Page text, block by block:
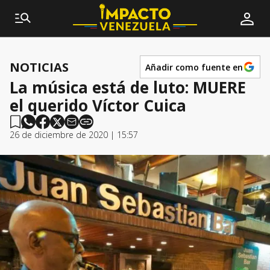
NOTICIAS Añadir como fuente en
La música está de luto: MUERE
el querido Víctor Cuica
26 de diciembre de 2020 | 15:57